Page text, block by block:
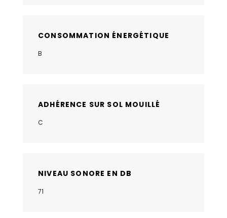
CONSOMMATION ÉNERGÉTIQUE
B
ADHÉRENCE SUR SOL MOUILLÉ
C
NIVEAU SONORE EN DB
71